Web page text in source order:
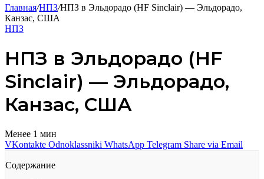
Главная/НПЗ/НПЗ в Эльдорадо (HF Sinclair) — Эльдорадо,
Канзас, США
НПЗ
НПЗ в Эльдорадо (HF
Sinclair) — Эльдорадо,
Канзас, США
Менее 1 мин
VKontakte Odnoklassniki WhatsApp Telegram Share via Email
Содержание